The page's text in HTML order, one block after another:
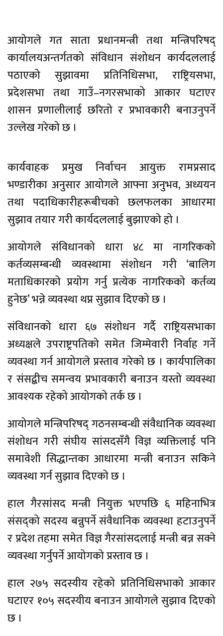
आयोगले गत साता प्रधानमन्त्री तथा मन्त्रिपरिषद्
कार्यालयअन्तर्गतको संविधान संशोधन कार्यदललाई
पठाएको सुझावमा प्रतिनिधिसभा, राष्ट्रियसभा,
प्रदेशसभा तथा गाउँ–नगरसभाको आकार घटाएर
शासन प्रणालीलाई छरितो र प्रभावकारी बनाउनुपर्ने
उल्लेख गरेको छ ।
कार्यवाहक प्रमुख निर्वाचन आयुक्त रामप्रसाद
भण्डारीका अनुसार आयोगले आफ्ना अनुभव, अध्ययन
तथा पदाधिकारीहरूबीचको छलफलका आधारमा
सुझाव तयार गरी कार्यदललाई बुझाएको हो ।
आयोगले संविधानको धारा ४८ मा नागरिकको
कर्तव्यसम्बन्धी व्यवस्थामा संशोधन गरी ‘बालिग
मताधिकारको प्रयोग गर्नु प्रत्येक नागरिकको कर्तव्य
हुनेछ’ भन्ने व्यवस्था थप्न सुझाव दिएको छ ।
संविधानको धारा ६७ संशोधन गर्दै राष्ट्रियसभाका
अध्यक्षले उपराष्ट्रपतिको समेत जिम्मेवारी निर्वाह गर्ने
व्यवस्था गर्न आयोगले प्रस्ताव गरेको छ । कार्यपालिका
र संसद्बीच समन्वय प्रभावकारी बनाउन यस्तो व्यवस्था
आवश्यक रहेको आयोगको तर्क छ ।
आयोगले मन्त्रिपरिषद् गठनसम्बन्धी संवैधानिक व्यवस्था
संशोधन गरी संघीय सांसदसँगै विज्ञ व्यक्तिलाई पनि
समावेशी सिद्धान्तका आधारमा मन्त्री बनाउन सकिने
व्यवस्था गर्न सुझाव दिएको छ ।
हाल गैरसांसद मन्त्री नियुक्त भएपछि ६ महिनाभित्र
संसद्को सदस्य बन्नुपर्ने संवैधानिक व्यवस्था हटाउनुपर्ने
र प्रदेश तहमा समेत विज्ञ गैरसांसदलाई मन्त्री बन्न सक्ने
व्यवस्था गर्नुपर्ने आयोगको प्रस्ताव छ ।
हाल २७५ सदस्यीय रहेको प्रतिनिधिसभाको आकार
घटाएर १०५ सदस्यीय बनाउन आयोगले सुझाव दिएको
छ ।